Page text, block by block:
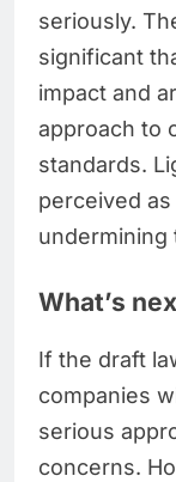
seriously.
significant
impact and
approach to
standards.
perceived
undermining
What’s
If the draft
companies
serious
concerns.